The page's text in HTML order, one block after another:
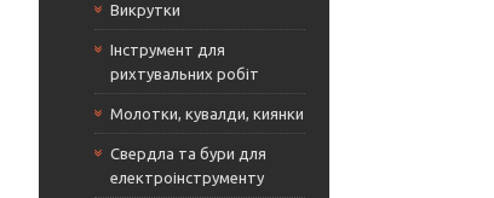
Викрутки
Інструмент для
рихтувальних робіт
Молотки, кувалди, киянки
Свердла та бури для
електроінструменту